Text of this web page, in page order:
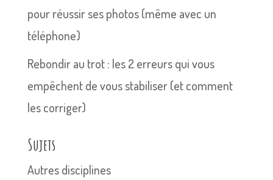
pour réussir ses photos (même avec un
téléphone)
Rebondir au trot : les 2 erreurs qui vous
empêchent de vous stabiliser (et comment
les corriger)
Sujets
Autres disciplines